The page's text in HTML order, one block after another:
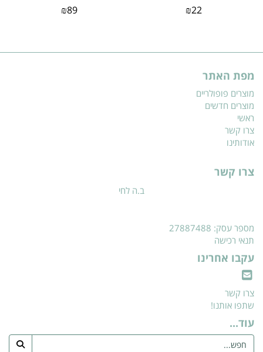
₪22
₪89
מפת האתר
מוצרים פופולריים
מוצרים חדשים
ראשי
צרו קשר
אודותינו
צרו קשר
ב.ה לחי
מספר עסק: 27887488
תנאי רכישה
עקבו אחרינו
צרו קשר
שתפו אותנו!
עוד...